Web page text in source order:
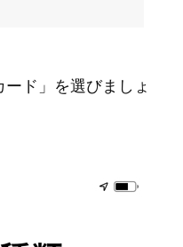
ド」を選びましょ